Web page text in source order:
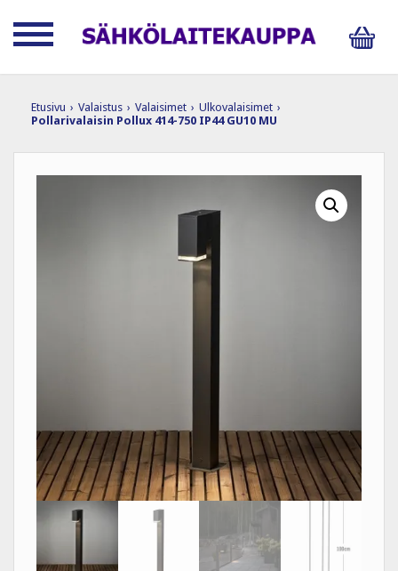
Etusivu › Valaistus › Valaisimet › Ulkovalaisimet ›
Pollarivalaisin Pollux 414-750 IP44 GU10 MU